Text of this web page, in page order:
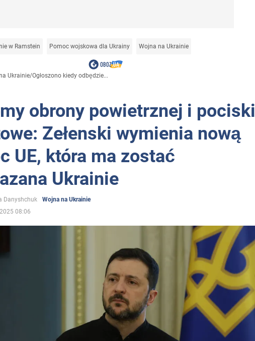
w Ramstein Pomoc wojskowa dla Ukrainy Wojna na Ukrainie
Ukrainie/Ogłoszono kiedy odbędzie...
obrony powietrznej i pociski
Zełenski wymienia nową
UE, która ma zostać
Ukrainie
Danyshchuk
Wojna na Ukrainie
08:06